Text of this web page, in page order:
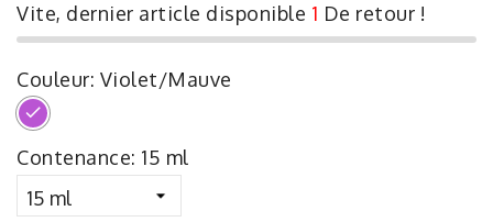
Vite, dernier article disponible 1 De retour !
Couleur: Violet/Mauve
Violet/Mauve
Contenance: 15 ml